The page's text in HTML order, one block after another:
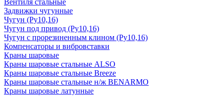
Задвижки чугунные
Чугун (Ру10,16)
Чугун под привод (Ру10,16)
Чугун с прорезиненным клином (Ру10,16)
Компенсаторы и вибровставки
Краны шаровые
Краны шаровые стальные ALSO
Краны шаровые стальные Breeze
Краны шаровые стальные н/ж BENARMO
Краны шаровые латунные